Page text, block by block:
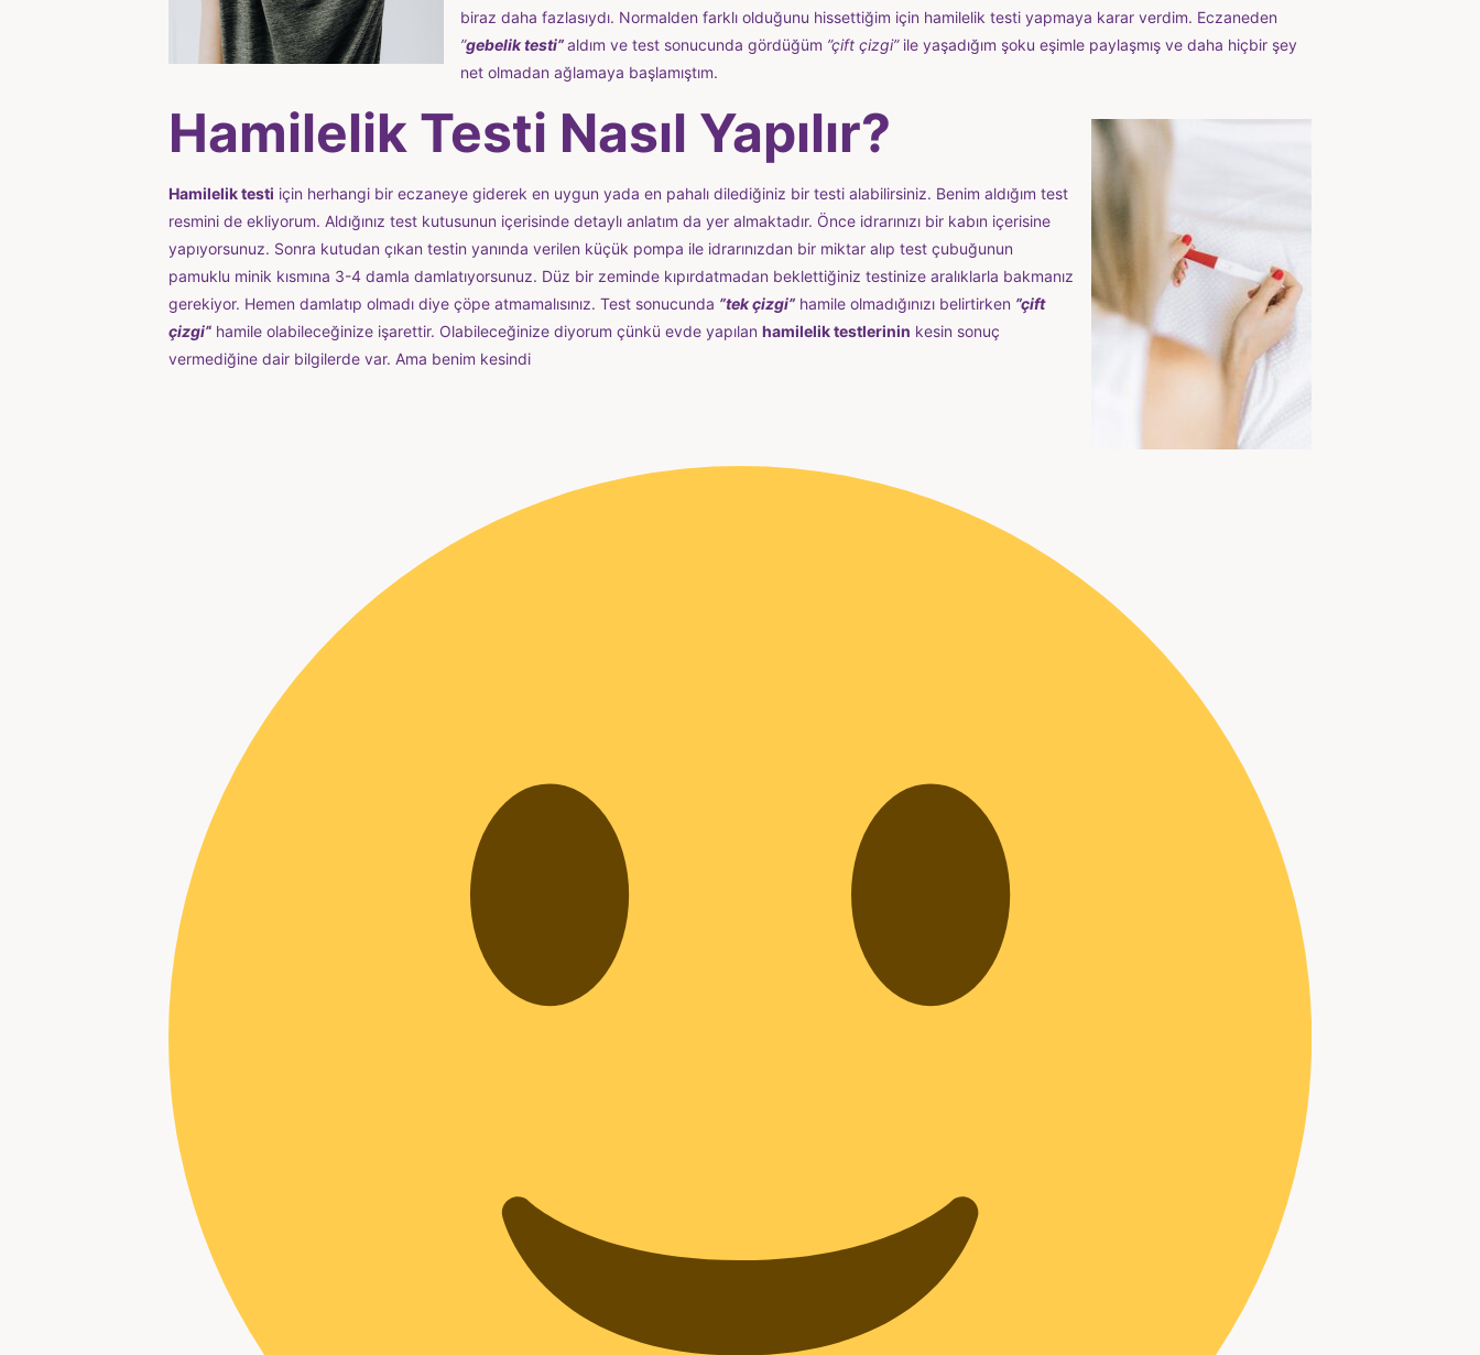
biraz daha fazlasıydı. Normalden farklı olduğunu hissettiğim için hamilelik testi yapmaya karar verdim. Eczaneden
”gebelik testi”aldım ve test sonucunda gördüğüm ”çift çizgi” ile yaşadığım şoku eşimle paylaşmış ve daha hiçbir şey
net olmadan ağlamaya başlamıştım.
Hamilelik Testi Nasıl Yapılır?
Hamilelik testi için herhangi bir eczaneye giderek en uygun yada en pahalı dilediğiniz bir testi alabilirsiniz. Benim aldığım test
resmini de ekliyorum. Aldığınız test kutusunun içerisinde detaylı anlatım da yer almaktadır. Önce idrarınızı bir kabın içerisine
yapıyorsunuz. Sonra kutudan çıkan testin yanında verilen küçük pompa ile idrarınızdan bir miktar alıp test çubuğunun
pamuklu minik kısmına 3-4 damla damlatıyorsunuz. Düz bir zeminde kıpırdatmadan beklettiğiniz testinize aralıklarla bakmanız
gerekiyor. Hemen damlatıp olmadı diye çöpe atmamalısınız. Test sonucunda ”tek çizgi”hamile olmadığınızı belirtirken ”çift
çizgi’‘hamile olabileceğinize işarettir. Olabileceğinize diyorum çünkü evde yapılan hamilelik testlerinin kesin sonuç
vermediğine dair bilgilerde var. Ama benim kesindi